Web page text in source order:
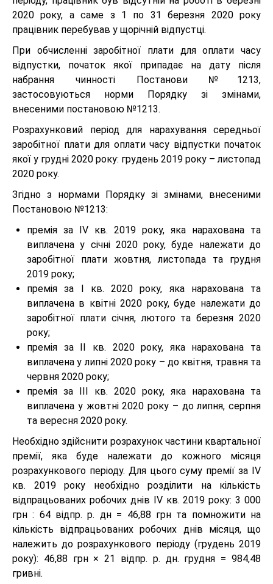
2020 року, а саме з 1 по 31 березня 2020 року
працівник перебував у щорічній відпустці.
При обчисленні заробітної плати для оплати часу
відпустки, початок якої припадає на дату після
набрання чинності Постанови №1213,
застосовуються норми Порядку зі змінами,
внесеними постановою №1213.
Розрахунковий період для нарахування середньої
заробітної плати для оплати часу відпустки початок
якої у грудні 2020 року: грудень 2019 року – листопад
2020 року.
Згідно з нормами Порядку зі змінами, внесеними
Постановою №1213:
премія за IV кв. 2019 року, яка нарахована та
виплачена у січні 2020 року, буде належати до
заробітної плати жовтня, листопада та грудня
2019 року;
премія за І кв. 2020 року, яка нарахована та
виплачена в квітні 2020 року, буде належати до
заробітної плати січня, лютого та березня 2020
року;
премія за ІІ кв. 2020 року, яка нарахована та
виплачена у липні 2020 року – до квітня, травня та
червня 2020 року;
премія за ІІІ кв. 2020 року, яка нарахована та
виплачена у жовтні 2020 року – до липня, серпня
та вересня 2020 року.
Необхідно здійснити розрахунок частини квартальної
премії, яка буде належати до кожного місяця
розрахункового періоду. Для цього суму премії за IV
кв. 2019 року необхідно розділити на кількість
відпрацьованих робочих днів IV кв. 2019 року: 3 000
грн : 64 відпр. р. дн = 46,88 грн та помножити на
кількість відпрацьованих робочих днів місяця, що
належить до розрахункового періоду (грудень 2019
року): 46,88 грн × 21 відпр. р. дн. грудня = 984,48
гривні.